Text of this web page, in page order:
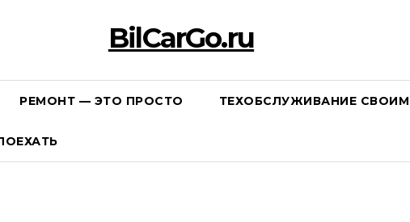
BilCarGo.ru
РЕМОНТ — ЭТО ПРОСТО ТЕХОБСЛУЖИВАНИЕ